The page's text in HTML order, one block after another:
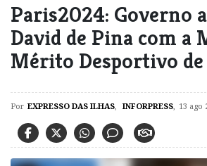
Paris2024: Governo
David de Pina com a
Mérito Desportivo de
Por EXPRESSO DAS ILHAS, INFORPRESS, 13 ago